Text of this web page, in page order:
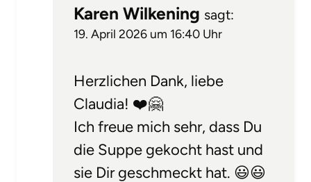
Karen Wilkening sagt:
19. April 2026 um 16:40 Uhr
Herzlichen Dank, liebe
Claudia! ❤️🤗
Ich freue mich sehr, dass Du
die Suppe gekocht hast und
sie Dir geschmeckt hat. 😃😃